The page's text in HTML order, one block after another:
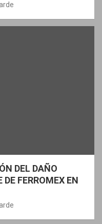
DEL DAÑO
FERROMEX EN